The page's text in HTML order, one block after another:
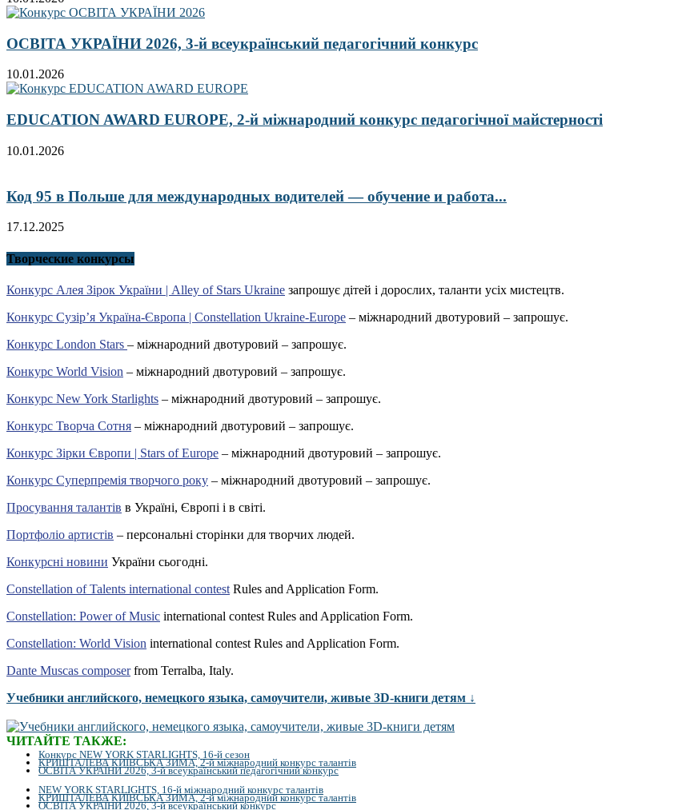
ОСВІТА УКРАЇНИ 2026, 3-й всеукраїнський педагогічний конкурс
10.01.2026
EDUCATION AWARD EUROPE, 2-й міжнародний конкурс педагогічної майстерності
10.01.2026
Код 95 в Польше для международных водителей — обучение и работа...
17.12.2025
Творческие конкурсы
Конкурс Алея Зірок України | Alley of Stars Ukraine запрошує дітей і дорослих, таланти усіх мистецтв.
Конкурс Сузір’я Україна-Європа | Constellation Ukraine-Europe – міжнародний двотуровий – запрошує.
Конкурс London Stars – міжнародний двотуровий – запрошує.
Конкурс World Vision – міжнародний двотуровий – запрошує.
Конкурс New York Starlights – міжнародний двотуровий – запрошує.
Конкурс Творча Сотня – міжнародний двотуровий – запрошує.
Конкурс Зірки Європи | Stars of Europe – міжнародний двотуровий – запрошує.
Конкурс Суперпремія творчого року – міжнародний двотуровий – запрошує.
Просування талантів в Україні, Європі і в світі.
Портфоліо артистів – персональні сторінки для творчих людей.
Конкурсні новини України сьогодні.
Constellation of Talents international contest Rules and Application Form.
Constellation: Power of Music international contest Rules and Application Form.
Constellation: World Vision international contest Rules and Application Form.
Dante Muscas composerfrom Terralba, Italy.
Учебники английского, немецкого языка, самоучители, живые 3D-книги детям ↓
ЧИТАЙТЕ ТАКЖЕ:
Конкурс NEW YORK STARLIGHTS, 16-й сезон
КРИШТАЛЕВА КИЇВСЬКА ЗИМА, 2-й міжнародний конкурс талантів
ОСВІТА УКРАЇНИ 2026, 3-й всеукраїнський педагогічний конкурс
NEW YORK STARLIGHTS, 16-й міжнародний конкурс талантів
КРИШТАЛЕВА КИЇВСЬКА ЗИМА, 2-й міжнародний конкурс талантів
ОСВІТА УКРАЇНИ 2026, 3-й всеукраїнський конкурс